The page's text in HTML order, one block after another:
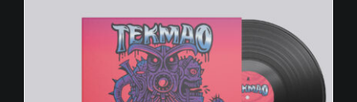
options
peuvent
être
choisies